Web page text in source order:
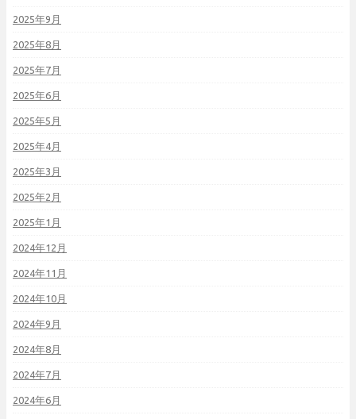
2025年9月
2025年8月
2025年7月
2025年6月
2025年5月
2025年4月
2025年3月
2025年2月
2025年1月
2024年12月
2024年11月
2024年10月
2024年9月
2024年8月
2024年7月
2024年6月